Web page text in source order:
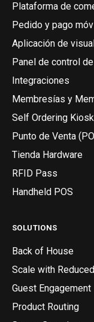
Plataforma de
Pedido y pago
Aplicación de
Panel de control
Integraciones
Membresías y
Self Ordering Kiosk
Punto de Venta
Tienda Hardware
RFID Pass
Handheld POS
SOLUTIONS
Back of House
Scale with
Guest Engagement
Product Routing